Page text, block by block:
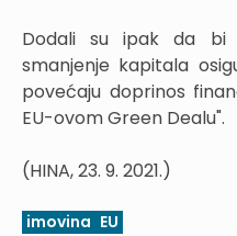
Dodali su ipak da bi
smanjenje kapitala
povećaju doprinos
EU-ovom Green Dealu".
(HINA, 23. 9. 2021.)
imovina EU